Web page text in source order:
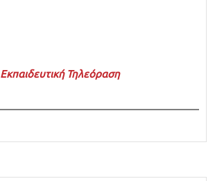
Εκπαιδευτική Τηλεόραση